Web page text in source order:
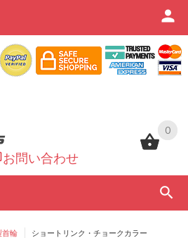
0
お問い合わせ
0
首輪 ショートリンク・チョークカラー